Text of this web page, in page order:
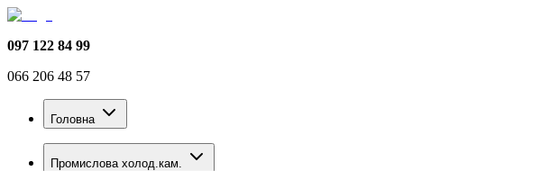
097 122 84 99
066 206 48 57
Головна
Промислова холод.кам.